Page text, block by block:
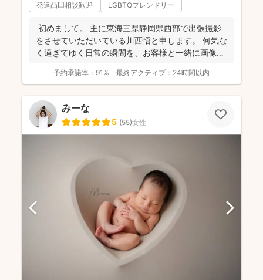
発達凸凹相談歓迎 LGBTQフレンドリー
初めまして。 主に東海三県静岡県西部で出張撮影
をさせていただいている川西悟と申します。 何気な
く過ぎてゆく日常の瞬間を、お客様と一緒に画像と
予約承諾率： 91% 最終アクティブ： 24時間以内
みーな
5 (55)女性